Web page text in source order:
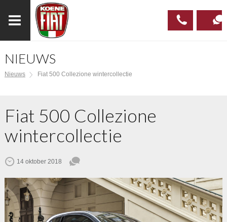
NIEUWS
Nieuws Fiat 500 Collezione wintercollectie
Fiat 500 Collezione
wintercollectie
14 oktober 2018